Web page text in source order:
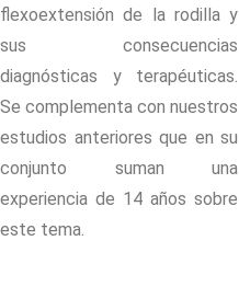
flexoextensión de la rodilla y
sus consecuencias
diagnósticas y terapéuticas.
Se complementa con nuestros
estudios anteriores que en su
conjunto suman una
experiencia de 14 años sobre
este tema.